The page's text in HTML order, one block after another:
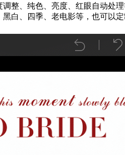
整、纯色、亮度、红眼自动处
白、四季、老电影等，也可以定